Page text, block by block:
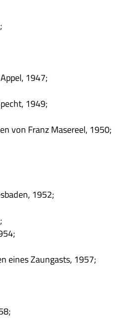
1947;
1949;
von Franz Mase­reel, 1950;
1952;
eines Zaun­gasts, 1957;